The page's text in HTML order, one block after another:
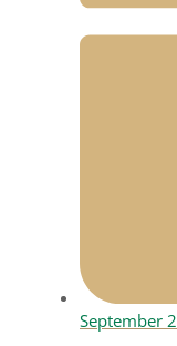
September